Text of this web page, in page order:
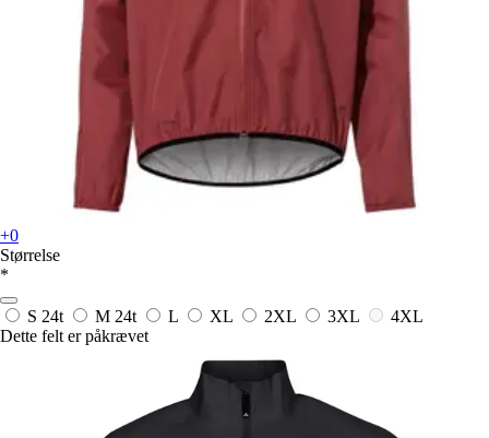
+0
Størrelse
*
S 24t M 24t L XL 2XL 3XL
4XL
Dette felt er påkrævet